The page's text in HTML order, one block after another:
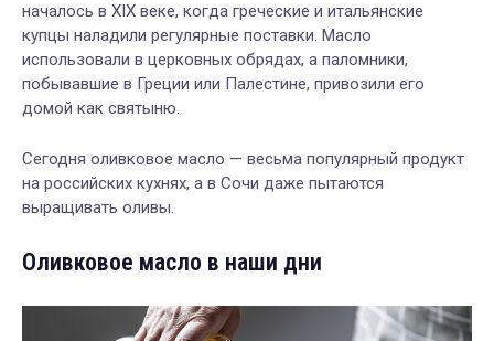
началось в XIX веке, когда греческие и итальянские
купцы наладили регулярные поставки. Масло
использовали в церковных обрядах, а паломники,
побывавшие в Греции или Палестине, привозили его
домой как святыню.
Сегодня оливковое масло — весьма популярный продукт
на российских кухнях, а в Сочи даже пытаются
выращивать оливы.
Оливковое масло в наши дни